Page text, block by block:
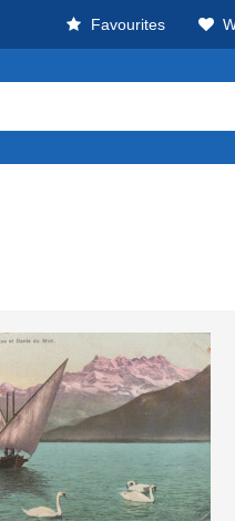
Favourites